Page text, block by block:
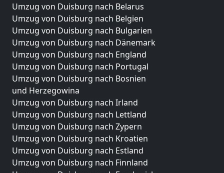
Umzug von Duisburg nach Belarus
Umzug von Duisburg nach Belgien
Umzug von Duisburg nach Bulgarien
Umzug von Duisburg nach Dänemark
Umzug von Duisburg nach England
Umzug von Duisburg nach Portugal
Umzug von Duisburg nach Bosnien
und Herzegowina
Umzug von Duisburg nach Irland
Umzug von Duisburg nach Lettland
Umzug von Duisburg nach Zypern
Umzug von Duisburg nach Kroatien
Umzug von Duisburg nach Estland
Umzug von Duisburg nach Finnland